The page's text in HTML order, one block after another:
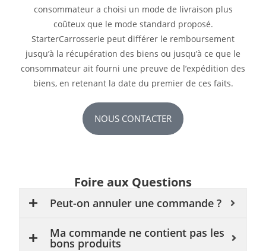
consommateur a choisi un mode de livraison plus
coûteux que le mode standard proposé.
StarterCarrosserie peut différer le remboursement
jusqu’à la récupération des biens ou jusqu’à ce que le
consommateur ait fourni une preuve de l’expédition des
biens, en retenant la date du premier de ces faits.
NOUS CONTACTER
Foire aux Questions
Peut-on annuler une commande ?
Ma commande ne contient pas les
bons produits